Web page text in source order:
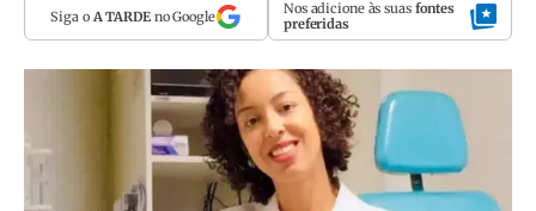
Siga o A TARDEno Google Nos adicione às suas fontes
preferidas